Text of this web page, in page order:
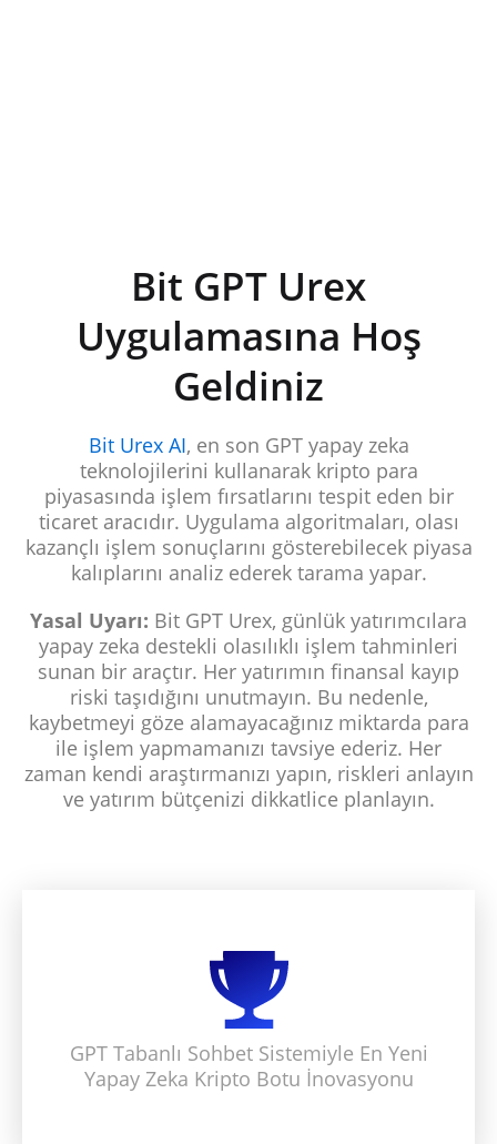
Bit GPT Urex
Uygulamasına Hoş
Geldiniz
Bit Urex AI, en son GPT yapay zeka
teknolojilerini kullanarak kripto para
piyasasında işlem fırsatlarını tespit eden bir
ticaret aracıdır. Uygulama algoritmaları, olası
kazançlı işlem sonuçlarını gösterebilecek piyasa
kalıplarını analiz ederek tarama yapar.
Yasal Uyarı: Bit GPT Urex, günlük yatırımcılara
yapay zeka destekli olasılıklı işlem tahminleri
sunan bir araçtır. Her yatırımın finansal kayıp
riski taşıdığını unutmayın. Bu nedenle,
kaybetmeyi göze alamayacağınız miktarda para
ile işlem yapmamanızı tavsiye ederiz. Her
zaman kendi araştırmanızı yapın, riskleri anlayın
ve yatırım bütçenizi dikkatlice planlayın.
GPT Tabanlı Sohbet Sistemiyle En Yeni
Yapay Zeka Kripto Botu İnovasyonu